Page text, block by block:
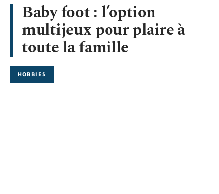
Baby foot : l’option
multijeux pour plaire à
toute la famille
HOBBIES